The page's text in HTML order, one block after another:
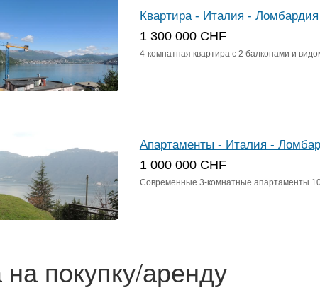
Квартира - Италия -
1 300 000 CHF
4-комнатная квартира с 2 балконами и
Апартаменты - Италия -
1 000 000 CHF
Современные 3-комнатные апартаменты
покупку/аренду